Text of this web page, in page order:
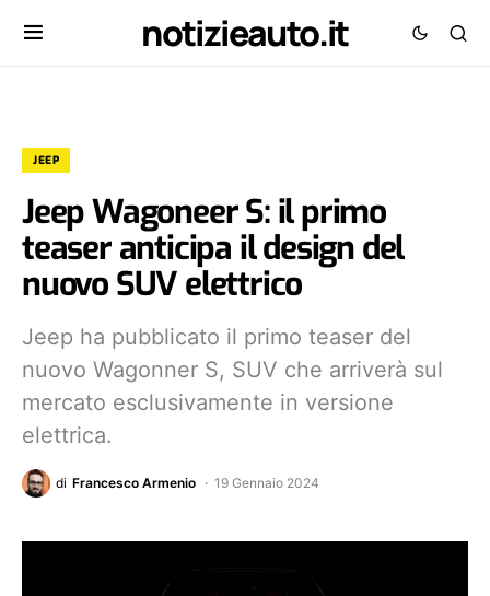
notizieauto.it
JEEP
Jeep Wagoneer S: il primo
teaser anticipa il design del
nuovo SUV elettrico
Jeep ha pubblicato il primo teaser del
nuovo Wagonner S, SUV che arriverà sul
mercato esclusivamente in versione
elettrica.
di Francesco Armenio 19 Gennaio 2024